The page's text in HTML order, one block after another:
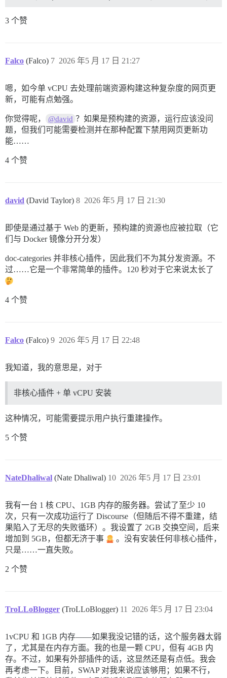
3 个赞
Falco (Falco) 2026 年5 月 17 日 21:27
7
嗯，如今单 vCPU 去处理前端资源构建这种复杂度的网页更
新，可能有点勉强。
你觉得呢， @david ？如果是预构建的资源，运行应该没问
题，但我们可能需要检测并在那种配置下禁用网页更新功
能……
4 个赞
david (David Taylor) 2026 年5 月 17 日 21:30
8
即使是通过基于 Web 的更新，预构建的资源也应被拉取（它
们与 Docker 镜像分开分发）
doc-categories 并非核心插件，因此我们不为其分发资源。不
过……它是一个非常简单的插件。120 秒对于它来说太长了
4 个赞
Falco (Falco) 2026 年5 月 17 日 22:48
9
我知道，我的意思是，对于
非核心插件 + 单 vCPU 安装
这种情况，可能需要提示用户执行重建操作。
5 个赞
NateDhaliwal (Nate Dhaliwal) 2026 年5 月 17 日 23:01
10
我有一台 1 核 CPU、1GB 内存的服务器。尝试了至少 10
次，只有一次成功运行了 Discourse（但随后不得不重建，结
果陷入了无尽的失败循环）。我设置了 2GB 交换空间，后来
增加到 5GB，但都无济于事
。没有安装任何非核心插件，
只是……一直失败。
2 个赞
TroLLoBlogger (TroLLoBlogger) 2026 年5 月 17 日 23:04
11
1vCPU 和 1GB 内存——如果我没记错的话，这个服务器太弱
了，尤其是在内存方面。我的也是一颗 CPU，但有 4GB 内
存。不过，如果有外部插件的话，这显然还是有点低。我会
再考虑一下。目前，SWAP 对我来说应该够用；如果不行，